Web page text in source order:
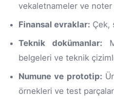
vekaletnameler ve
Finansal evraklar: Çek,
Teknik dokümanlar:
belgeleri ve teknik
Numune ve prototip:
örnekleri ve test